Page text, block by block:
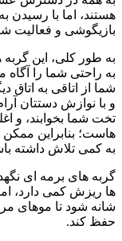
هستند، اما با رسیدن
بازیگوشی و فعالیت‌
به‌ طور کلی، این گربه‌
به‌ راحتی شما را آگاه
شما از اتاقی به اتاق
و با نوازش دستتان
تخت شما بخوابند، و
هاست؛ بنابراین
به کمی تلاش داشته
گربه‌ های برمه‌ ای
ها ریزش کمی دارد،
شانه شود تا موهای
حفظ کند.